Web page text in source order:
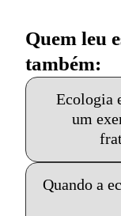
Quem leu
também:
Ecologia
um
Quando a